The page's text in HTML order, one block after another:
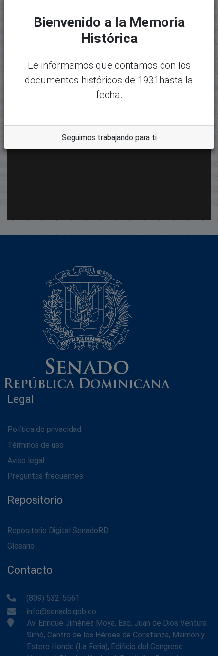
Legal
Política de privacidad
Términos de uso
Aviso legal
Preguntas frecuentes
Repositorio
Repositorio Digital SenadoRD
Glosario
Contacto
(809) 532-5561
info@senado.gob.do
Av. Enrique Jiménez Moya, Esq. Juan de Dios Ventura
Simó, Centro de los Héroes de Constanza, Maimón y
Estero Hondo (La Feria), Edificio del Congreso
Bienvenido a la Memoria
Histórica
Le informamos que contamos con los
documentos históricos de 1931hasta la
fecha.
Seguimos trabajando para ti